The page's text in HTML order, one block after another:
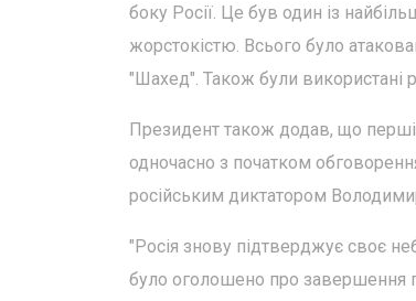
боку Росії. Це був один із
жорстокістю. Всього було
"Шахед". Також були використані
Президент також додав, що перші
одночасно з початком
російським диктатором
"Росія знову підтверджує своє
було оголошено про завершення